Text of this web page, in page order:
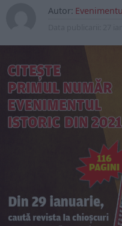
Autor: